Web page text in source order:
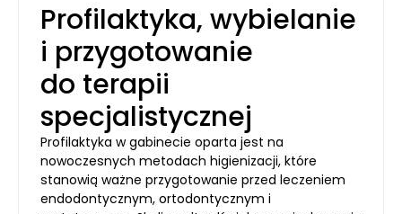
Profilaktyka, wybielanie
i przygotowanie
do terapii
specjalistycznej
Profilaktyka w gabinecie oparta jest na
nowoczesnych metodach higienizacji, które
stanowią ważne przygotowanie przed leczeniem
endodontycznym, ortodontycznym i